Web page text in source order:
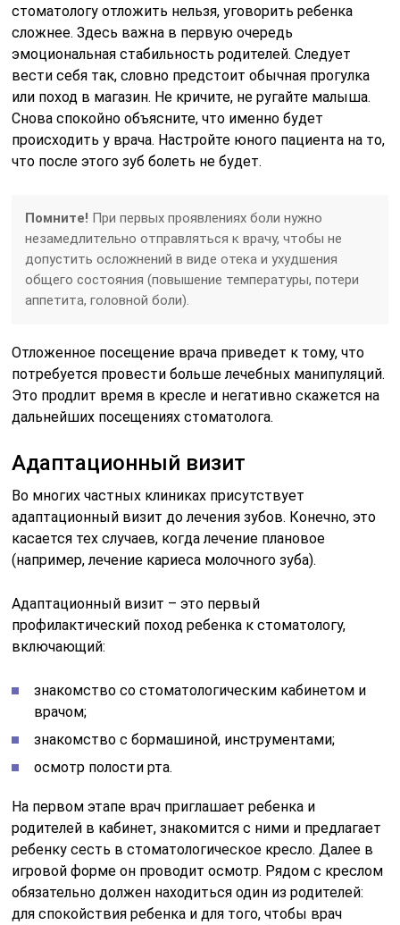
стоматологу отложить нельзя, уговорить ребенка
сложнее. Здесь важна в первую очередь
эмоциональная стабильность родителей. Следует
вести себя так, словно предстоит обычная прогулка
или поход в магазин. Не кричите, не ругайте малыша.
Снова спокойно объясните, что именно будет
происходить у врача. Настройте юного пациента на то,
что после этого зуб болеть не будет.
Помните! При первых проявлениях боли нужно
незамедлительно отправляться к врачу, чтобы не
допустить осложнений в виде отека и ухудшения
общего состояния (повышение температуры, потери
аппетита, головной боли).
Отложенное посещение врача приведет к тому, что
потребуется провести больше лечебных манипуляций.
Это продлит время в кресле и негативно скажется на
дальнейших посещениях стоматолога.
Адаптационный визит
Во многих частных клиниках присутствует
адаптационный визит до лечения зубов. Конечно, это
касается тех случаев, когда лечение плановое
(например, лечение кариеса молочного зуба).
Адаптационный визит – это первый
профилактический поход ребенка к стоматологу,
включающий:
знакомство со стоматологическим кабинетом и
врачом;
знакомство с бормашиной, инструментами;
осмотр полости рта.
На первом этапе врач приглашает ребенка и
родителей в кабинет, знакомится с ними и предлагает
ребенку сесть в стоматологическое кресло. Далее в
игровой форме он проводит осмотр. Рядом с креслом
обязательно должен находиться один из родителей:
для спокойствия ребенка и для того, чтобы врач